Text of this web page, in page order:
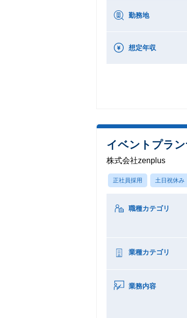
勤務地
想定年収
イベントプラ
株式会社zenplus
正社員採用 土日祝休み
職種カテゴリ
業種カテゴリ
業務内容